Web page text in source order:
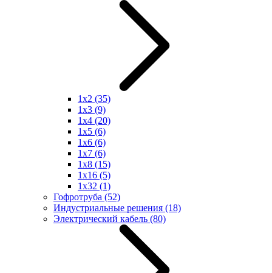
1x2 (35)
1x3 (9)
1x4 (20)
1x5 (6)
1x6 (6)
1x7 (6)
1x8 (15)
1x16 (5)
1x32 (1)
Гофротруба (52)
Индустриальные решения (18)
Электрический кабель (80)